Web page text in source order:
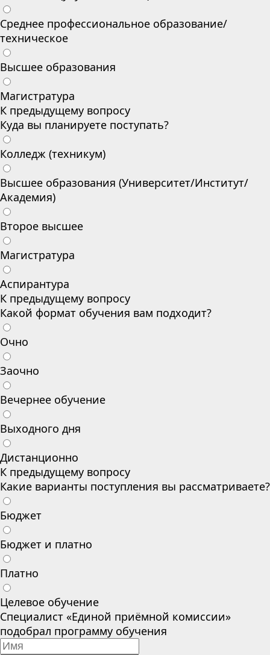
Среднее профессиональное образование/
техническое
Высшее образования
Магистратура
К предыдущему вопросу
Куда вы планируете поступать?
Колледж (техникум)
Высшее образования (Университет/Институт/
Академия)
Второе высшее
Магистратура
Аспирантура
К предыдущему вопросу
Какой формат обучения вам подходит?
Очно
Заочно
Вечернее обучение
Выходного дня
Дистанционно
К предыдущему вопросу
Какие варианты поступления вы рассматриваете?
Бюджет
Бюджет и платно
Платно
Целевое обучение
Специалист «Единой приёмной комиссии»
подобрал программу обучения